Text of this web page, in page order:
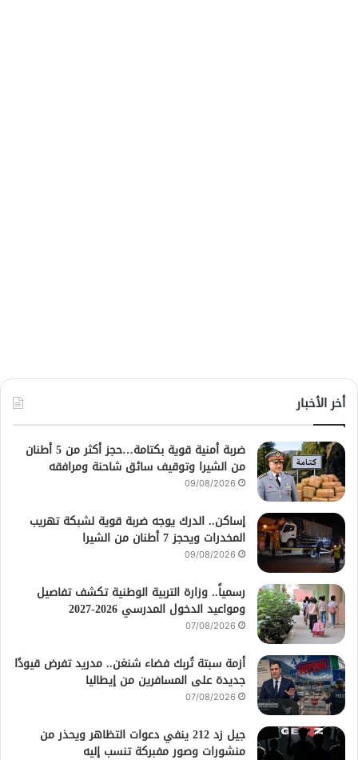
أخر الأخبار
ضربة أمنية قوية بكتامة…حجز أكثر من 5 أطنان
من الشيرا وتوقيف سائق شاحنة ومرافقه
09/08/2026
إساكن.. الدرك يوجه ضربة قوية لشبكة تهريب
المخدرات ويحجز 7 أطنان من الشيرا
09/08/2026
رسمياً.. وزارة التربية الوطنية تكشف تفاصيل
ومواعيد الدخول المدرسي 2026-2027
07/08/2026
أزمة سبتة تُربك فضاء شنغن.. مدريد تفرض قيودًا
جديدة على المسافرين من إيطاليا
07/08/2026
جيل زد 212 ينفي دعوات التظاهر ويحذر من
منشورات وصور مفبركة تنسب إليه